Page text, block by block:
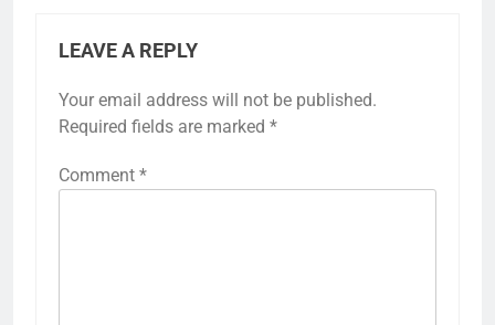
LEAVE A REPLY
Your email address will not be published.
Required fields are marked *
Comment *